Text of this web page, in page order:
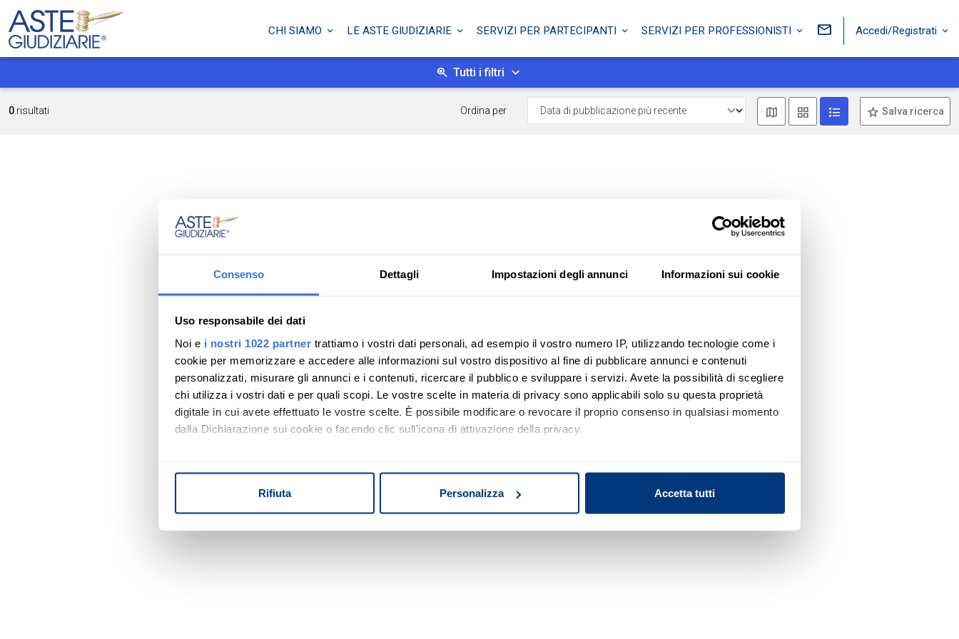
Consenso Dettagli Impostazioni degli annunci Informazioni sui cookie
Uso responsabile dei dati
Noi e i nostri 1022 partner trattiamo i vostri dati personali, ad esempio il vostro numero IP, utilizzando tecnologie come i
cookie per memorizzare e accedere alle informazioni sul vostro dispositivo al fine di pubblicare annunci e contenuti
personalizzati, misurare gli annunci e i contenuti, ricercare il pubblico e sviluppare i servizi. Avete la possibilità di scegliere
chi utilizza i vostri dati e per quali scopi. Le vostre scelte in materia di privacy sono applicabili solo su questa proprietà
digitale in cui avete effettuato le vostre scelte. È possibile modificare o revocare il proprio consenso in qualsiasi momento
dalla Dichiarazione sui cookie o facendo clic sull'icona di attivazione della privacy.
Identificare il tuo dispositivo, scansionandolo attivamente alla ricerca di caratteristiche specifiche (impronte
digitali).
Rifiuta Personalizza Accetta tutti
CHI SIAMO LE ASTE GIUDIZIARIE SERVIZI PER PARTECIPANTI SERVIZI PER PROFESSIONISTI Accedi/Registrati
Tutti i filtri
0 risultati Ordina per Mostra mappaMostra come box
Mostra come lista
Salva ricerca
Nessun risultato di ricerca
Prova a modificare o rimuovere alcuni filtri o
a cambiare l'area di ricerca.